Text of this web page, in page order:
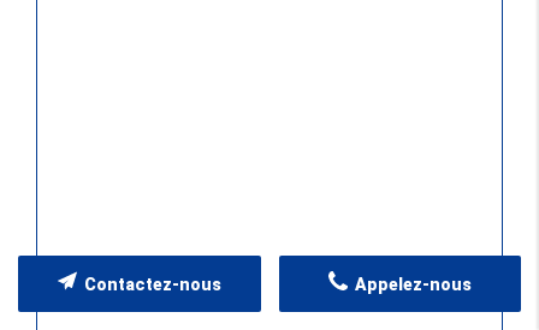
Appelez-nous
Contactez-nous